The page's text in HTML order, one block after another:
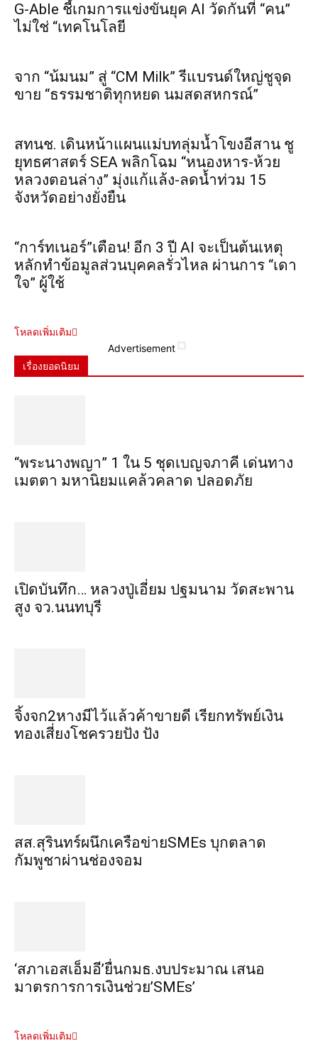
G-Able ชี้เกมการแข่งขันยุค AI วัดกันที่ “คน”
ไม่ใช่ “เทคโนโลยี
จาก “น้มนม” สู่ “CM Milk” รีแบรนด์ใหญ่ชูจุด
ขาย “ธรรมชาติทุกหยด นมสดสหกรณ์”
สทนช. เดินหน้าแผนแม่บทลุ่มน้ำโขงอีสาน ชู
ยุทธศาสตร์ SEA พลิกโฉม “หนองหาร-ห้วย
หลวงตอนล่าง” มุ่งแก้แล้ง-ลดน้ำท่วม 15
จังหวัดอย่างยั่งยืน
“การ์ทเนอร์”เตือน! อีก 3 ปี AI จะเป็นต้นเหตุ
หลักทำข้อมูลส่วนบุคคลรั่วไหล ผ่านการ “เดา
ใจ” ผู้ใช้
โหลดเพิ่มเติม
Advertisement
เรื่องยอดนิยม
“พระ​นาง​พญา” 1 ใน 5​ ชุดเบญจ​ภาคี​ เด่นทาง
เมตตา​ มหา​นิยม​แคล้วคลาด​ ปลอดภัย​
เปิดบันทึก… หลวงปู่เอี่ยม ​ปฐม​นาม​ วัดสะพาน
สูง​ จว.นนทบุรี
จิ้งจก​2​หาง​มีไว้แล้ว​ค้าขาย​ดี​ เรียก​ทรัพย์เงิน
ทอง​เสี่ยงโชค​รวยปัง​ ปัง​
สส.สุรินทร์ผนึกเครือข่ายSMEs บุกตลาด
กัมพูชาผ่านช่องจอม
‘สภาเอสเอ็มอี’ยื่นกมธ.งบประมาณ เสนอ
มาตรการการเงินช่วย’SMEs’
โหลดเพิ่มเติม